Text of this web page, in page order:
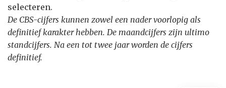
selecteren.
De CBS-cijfers kunnen zowel een nader voorlopig als
definitief karakter hebben. De maandcijfers zijn ultimo
standcijfers. Na een tot twee jaar worden de cijfers
definitief.